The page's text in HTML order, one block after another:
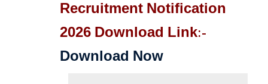
Recruitment Notification
2026 Download Link:-
Download Now